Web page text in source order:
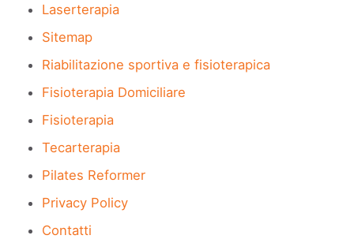
Laserterapia
Sitemap
Riabilitazione sportiva e fisioterapica
Fisioterapia Domiciliare
Fisioterapia
Tecarterapia
Pilates Reformer
Privacy Policy
Contatti